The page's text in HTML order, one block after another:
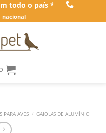
todo o país *
nacional
PARA AVES / GAIOLAS DE ALUMÍNIO